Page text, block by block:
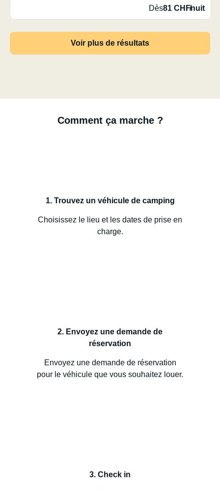
Dès81 CHF/nuit
Voir plus de résultats
Comment ça marche ?
1. Trouvez un véhicule de camping
Choisissez le lieu et les dates de prise en
charge.
2. Envoyez une demande de
réservation
Envoyez une demande de réservation
pour le véhicule que vous souhaitez louer.
3. Check in